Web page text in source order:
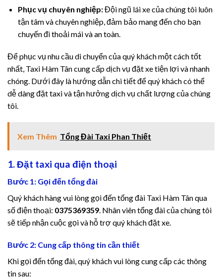
Buy Hacklink
Hacklink
Hacklink satın al
Hacklink panel
Hacklink panel
Hacklink panel
Hacklink panel
Hacklink panel
Hacklink panel
Hacklink panel
Phục vụ chuyên nghiệp:Đội ngũ lái xe của chúng tôi luôn
tận tâm và chuyên nghiệp, đảm bảo mang đến cho bạn
chuyến đi thoải mái và an toàn.
Để phục vụ nhu cầu di chuyển của quý khách một cách tốt
nhất, Taxi Hàm Tân cung cấp dịch vụ đặt xe tiện lợi và nhanh
chóng. Dưới đây là hướng dẫn chi tiết để quý khách có thể
dễ dàng đặt taxi và tận hưởng dịch vụ chất lượng của chúng
tôi.
Xem Thêm Tổng Đài Taxi Phan Thiết
1. Đặt taxi qua điện thoại
Bước 1: Gọi đến tổng đài
Quý khách hàng vui lòng gọi đến tổng đài Taxi Hàm Tân qua
số điện thoại: 0375369359 . Nhân viên tổng đài của chúng tôi
sẽ tiếp nhận cuộc gọi và hỗ trợ quý khách đặt xe.
Bước 2: Cung cấp thông tin cần thiết
Khi gọi đến tổng đài, quý khách vui lòng cung cấp các thông
tin sau: